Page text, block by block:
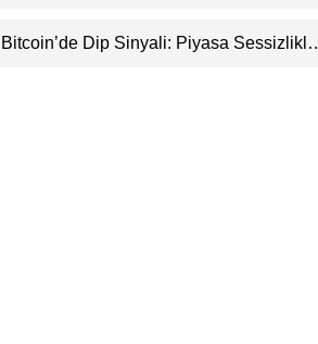
Uyarısı
Bitcoin’de Dip Sinyali: Piyasa Sessizlikle